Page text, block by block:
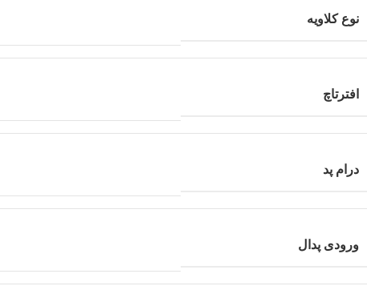
نوع کلاویه
افترتاچ
درام پد
ورودی پدال